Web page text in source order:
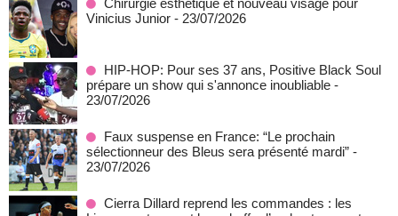
Chirurgie esthétique et nouveau visage pour
Vinicius Junior - 23/07/2026
HIP-HOP: Pour ses 37 ans, Positive Black Soul
prépare un show qui s'annonce inoubliable -
23/07/2026
Faux suspense en France: “Le prochain
sélectionneur des Bleus sera présenté mardi” -
23/07/2026
Cierra Dillard reprend les commandes : les